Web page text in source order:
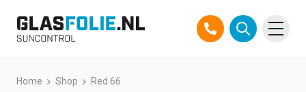
naar
Producten
Home Shop Red 66